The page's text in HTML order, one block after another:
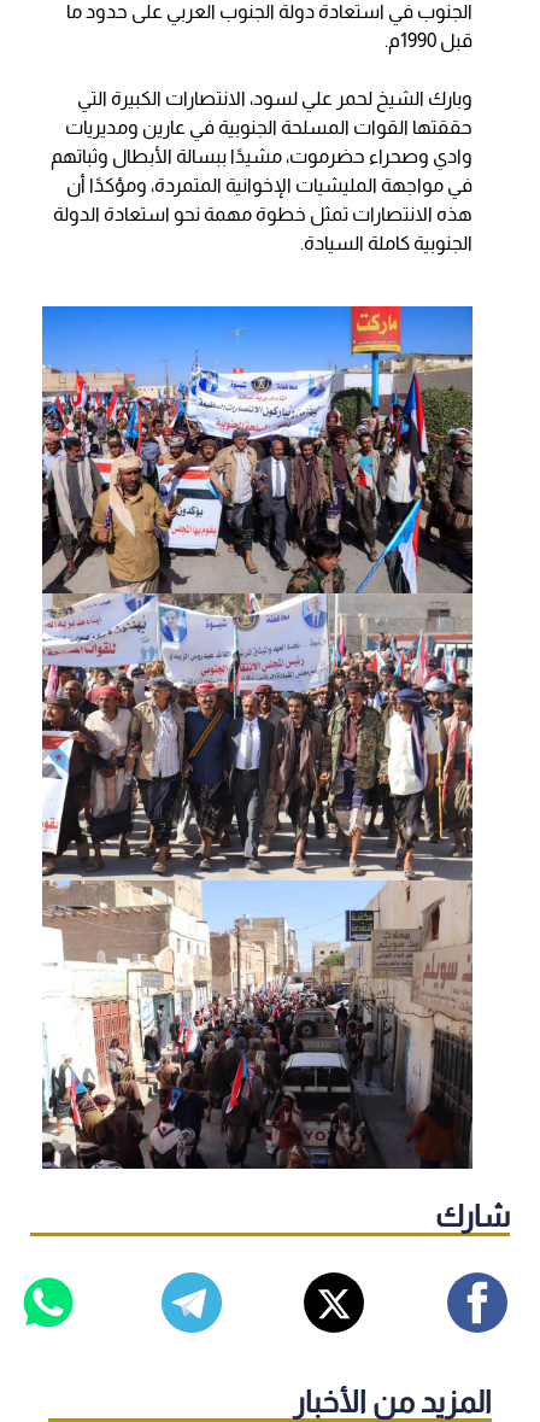
الجنوب في استعادة دولة الجنوب العربي على حدود ما
قبل 1990م.
وبارك الشيخ لحمر علي لسود، الانتصارات الكبيرة التي
حققتها القوات المسلحة الجنوبية في عارين ومديريات
وادي وصحراء حضرموت، مشيدًا ببسالة الأبطال وثباتهم
في مواجهة المليشيات الإخوانية المتمردة، ومؤكدًا أن
هذه الانتصارات تمثل خطوة مهمة نحو استعادة الدولة
الجنوبية كاملة السيادة.
شارك
المزيد من الأخبار